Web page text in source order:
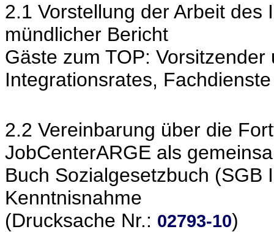
2.1 Vorstellung der Arbeit des
mündlicher Bericht
Gäste zum TOP:
Integrationsrates,
2.2 Vereinbarung über die
JobCenterARGE als
Buch Sozialgesetzbuch (SGB
Kenntnisnahme
(Drucksache Nr.: 02793-10)